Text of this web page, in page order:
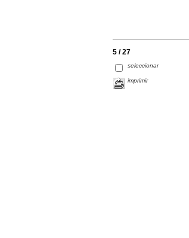
5 / 27
seleccionar
imprimir